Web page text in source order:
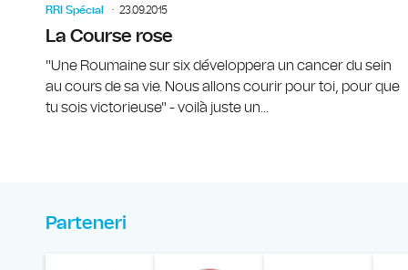
RRI Spécial 23.09.2015
La Course rose
"Une Roumaine sur six développera un cancer du sein
au cours de sa vie. Nous allons courir pour toi, pour que
tu sois victorieuse" - voilà juste un...
Parteneri